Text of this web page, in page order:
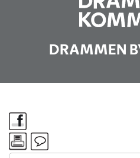
DRAMMEN